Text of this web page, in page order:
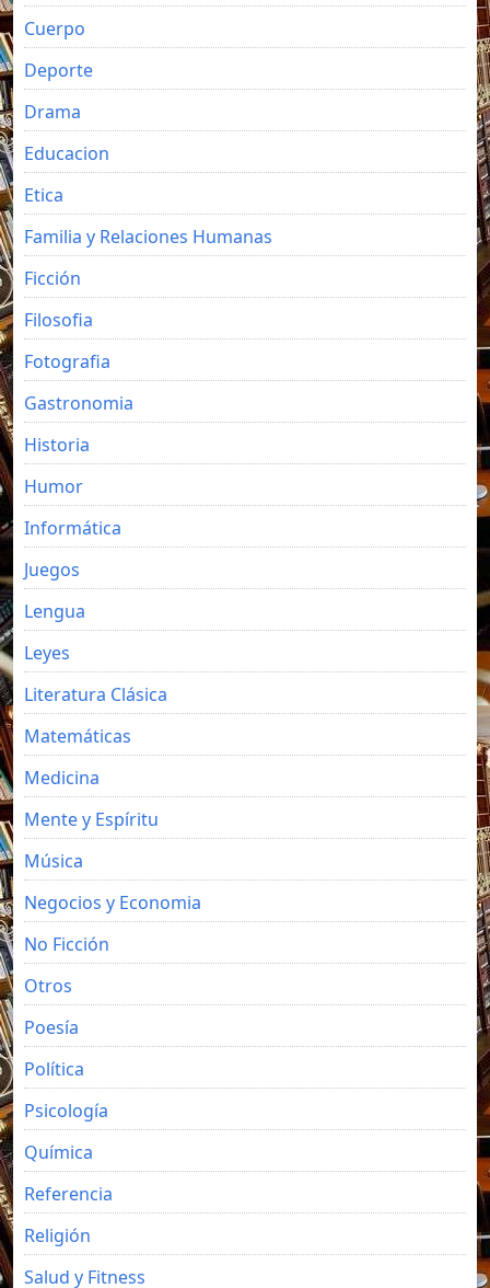
Cuerpo
Deporte
Drama
Educacion
Etica
Familia y Relaciones Humanas
Ficción
Filosofia
Fotografia
Gastronomia
Historia
Humor
Informática
Juegos
Lengua
Leyes
Literatura Clásica
Matemáticas
Medicina
Mente y Espíritu
Música
Negocios y Economia
No Ficción
Otros
Poesía
Política
Psicología
Química
Referencia
Religión
Salud y Fitness